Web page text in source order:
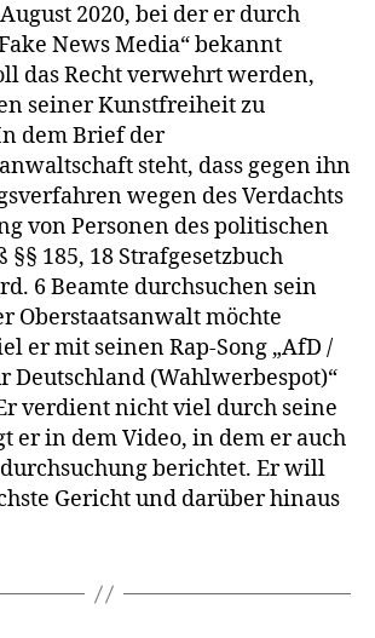
AfD-
2020, bei der er durch
News Media“ bekannt
das Recht verwehrt werden,
seiner Kunstfreiheit zu
dem Brief der
steht, dass gegen ihn
wegen des Verdachts
von Personen des politischen
§§ 185, 18 Strafgesetzbuch
6 Beamte durchsuchen sein
Oberstaatsanwalt möchte
er mit seinen Rap-Song „AfD /
Deutschland (Wahlwerbespot)“
verdient nicht viel durch seine
er in dem Video, in dem er auch
berichtet. Er will
Gericht und darüber hinaus